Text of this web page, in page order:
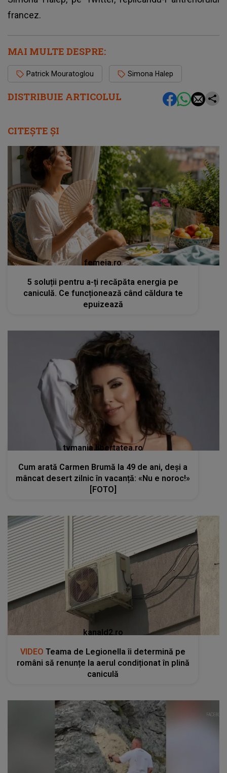
DISTRIBUIE ARTICOLUL
francez.
MAI MULTE DESPRE:
Patrick Mouratoglou Simona Halep
CITEȘTE ȘI
femeia.ro
5 soluții pentru a-ți recăpăta energia pe
caniculă. Ce funcționează când căldura te
epuizează
tvmania.libertatea.ro
Cum arată Carmen Brumă la 49 de ani, deși a
mâncat desert zilnic în vacanță: «Nu e noroc!»
[FOTO]
kanald2.ro
VIDEO Teama de Legionella îi determină pe
români să renunțe la aerul condiționat în plină
caniculă